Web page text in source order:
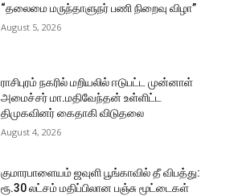
“தலைமை மருந்தாளுநர் பணி நிறைவு விழா”
August 5, 2026
ராசிபுரம் நகரில் மறியலில் ஈடுபட்ட முன்னாள்
அமைச்சர் மா.மதிவேந்தன் உள்ளிட்ட
திமுகவினர் கைதாகி விடுதலை
August 4, 2026
குமாரபாளையம் ஜவுளி பூங்காவில் தீ விபத்து:
ரூ.30 லட்சம் மதிப்பிலான பஞ்சு மூட்டைகள்